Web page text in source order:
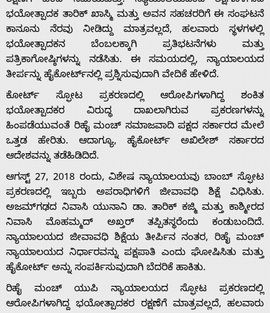
ಭಯೋತ್ಪಾದಕ ತಾರಿಕ್ ಖಾಸ್ಮಿ ಮತ್ತು ಅವನ ಸಹಚರರಿಗೆ ಈ ಸಂಘಟನೆ
ಕಾನೂನು ನೆರವು ನೀಡಿದ್ದು ಮಾತ್ರವಲ್ಲದೆ, ಹಲವಾರು ಸ್ಥಳಗಳಲ್ಲಿ
ಭಯೋತ್ಪಾದಕನ ಬೆಂಬಲಕ್ಕಾಗಿ ಪ್ರತಿಭಟನೆಗಳು ಮತ್ತು
ಪತ್ರಿಕಾಗೋಷ್ಠಿಗಳನ್ನು ನಡೆಸಿತು. ಈ ಸಮಯದಲ್ಲಿ, ನ್ಯಾಯಾಲಯದ
ತೀರ್ಪನ್ನು ಹೈಕೋರ್ಟ್‌ನಲ್ಲಿ ಪ್ರಶ್ನಿಸುವುದಾಗಿ ವೇದಿಕೆ ಹೇಳಿದೆ.
ಕೋರ್ಟ್ ಸ್ಫೋಟ ಪ್ರಕರಣದಲ್ಲಿ ಆರೋಪಿಗಳಾಗಿದ್ದ ಶಂಕಿತ
ಭಯೋತ್ಪಾದಕರ ವಿರುದ್ಧ ದಾಖಲಾಗಿರುವ ಪ್ರಕರಣಗಳನ್ನು
ಹಿಂಪಡೆಯುವಂತೆ ರಿಹೈ ಮಂಚ್ ಸಮಾಜವಾದಿ ಪಕ್ಷದ ಸರ್ಕಾರದ ಮೇಲೆ
ಒತ್ತಡ ಹೇರಿತು. ಆದಾಗ್ಯೂ, ಹೈಕೋರ್ಟ್ ಅಖಿಲೇಶ್ ಸರ್ಕಾರದ
ಆದೇಶವನ್ನು ತಡೆಹಿಡಿದಿದೆ.
ಆಗಸ್ಟ್ 27, 2018 ರಂದು, ವಿಶೇಷ ನ್ಯಾಯಾಲಯವು ಬಾಂಬ್ ಸ್ಫೋಟ
ಪ್ರಕರಣದಲ್ಲಿ ಇಬ್ಬರು ಅಪರಾಧಿಗಳಿಗೆ ಜೀವಾವಧಿ ಶಿಕ್ಷೆ ವಿಧಿಸಿತು.
ಅಜಮ್‌ಗಢದ ನಿವಾಸಿ ಯುನಾನಿ ಡಾ. ತಾರಿಕ್ ಕಜ್ಮಿ ಮತ್ತು ಕಾಶ್ಮೀರದ
ನಿವಾಸಿ ಮೊಹಮ್ಮದ್ ಅಖ್ತರ್ ತಪ್ಪಿತಸ್ಥರೆಂದು ಕಂಡುಬಂದಿದೆ.
ನ್ಯಾಯಾಲಯದ ಜೀವಾವಧಿ ಶಿಕ್ಷೆಯ ತೀರ್ಪಿನ ನಂತರ, ರಿಹೈ ಮಂಚ್
ನ್ಯಾಯಾಲಯದ ನಿರ್ಧಾರವನ್ನು ಪಕ್ಷಪಾತಿ ಎಂದು ಘೋಷಿಸಿತು ಮತ್ತು
ಹೈಕೋರ್ಟ್ ಅನ್ನು ಸಂಪರ್ಕಿಸುವುದಾಗಿ ಬೆದರಿಕೆ ಹಾಕಿತು.
ರಿಹೈ ಮಂಚ್ ಯುಪಿ ನ್ಯಾಯಾಲಯದ ಸ್ಫೋಟ ಪ್ರಕರಣದಲ್ಲಿ
ಆರೋಪಿಗಳಾಗಿದ್ದ ಭಯೋತ್ಪಾದಕರ ರಕ್ಷಣೆಗೆ ಮಾತ್ರವಲ್ಲದೆ, ಹಲವಾರು